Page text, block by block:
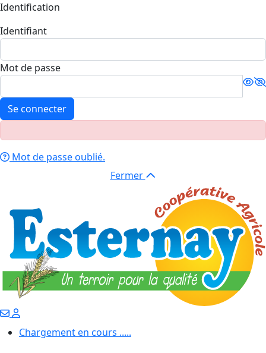
Identification
Identifiant
Mot de passe
Se connecter
Mot de passe oublié.
Fermer
Chargement en cours .....